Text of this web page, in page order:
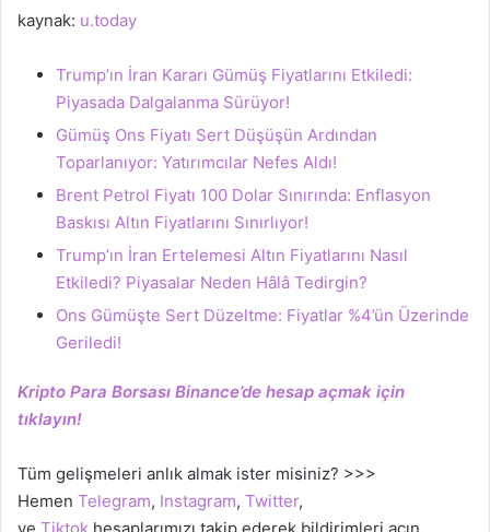
kaynak: u.today
Trump’ın İran Kararı Gümüş Fiyatlarını Etkiledi:
Piyasada Dalgalanma Sürüyor!
Gümüş Ons Fiyatı Sert Düşüşün Ardından
Toparlanıyor: Yatırımcılar Nefes Aldı!
Brent Petrol Fiyatı 100 Dolar Sınırında: Enflasyon
Baskısı Altın Fiyatlarını Sınırlıyor!
Trump’ın İran Ertelemesi Altın Fiyatlarını Nasıl
Etkiledi? Piyasalar Neden Hâlâ Tedirgin?
Ons Gümüşte Sert Düzeltme: Fiyatlar %4’ün Üzerinde
Geriledi!
Kripto Para Borsası Binance’de hesap açmak için
tıklayın!
Tüm gelişmeleri anlık almak ister misiniz? >>>
Hemen Telegram, Instagram, Twitter,